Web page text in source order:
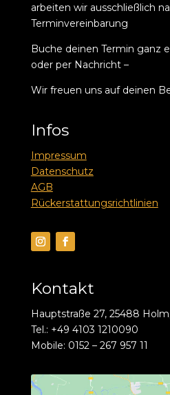
arbeiten wir ausschließlich
Terminvereinbarung
Buche deinen Termin ganz
oder per Nachricht –
Wir freuen uns auf deinen
Infos
Impressum
Datenschutz
AGB
Rückerstattungsrichtlinien
Kontakt
Hauptstraße 27, 25488
Tel.: +49 4103 1210090
Mobile: 0152 – 267 957 11